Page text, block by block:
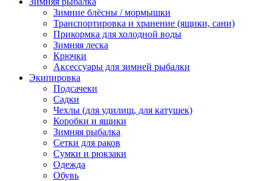
Зимние блёсны / мормышки
Транспортировка и хранение (ящики, сани)
Прикормка для холодной воды
Зимняя леска
Крючки
Аксессуары для зимней рыбалки
Экипировка
Подсачеки
Садки
Чехлы (для удилищ, для катушек)
Коробки и ящики
Зимняя рыбалка
Сетки для раков
Сумки и рюкзаки
Одежда
Обувь